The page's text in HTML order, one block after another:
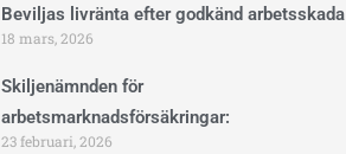
Beviljas livränta efter godkänd arbetsskada
18 mars, 2026
Skiljenämnden för
arbetsmarknadsförsäkringar:
23 februari, 2026